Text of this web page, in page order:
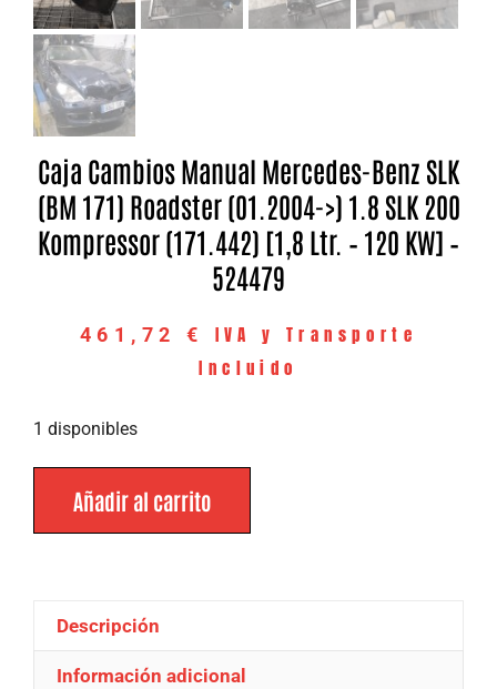
Caja Cambios Manual Mercedes-Benz SLK
(BM 171) Roadster (01.2004->) 1.8 SLK 200
Kompressor (171.442) [1,8 Ltr. – 120 KW] –
524479
461,72 €
IVA y Transporte
Incluido
1 disponibles
Añadir al carrito
Descripción
Información adicional